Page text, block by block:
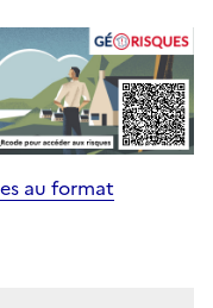
au format